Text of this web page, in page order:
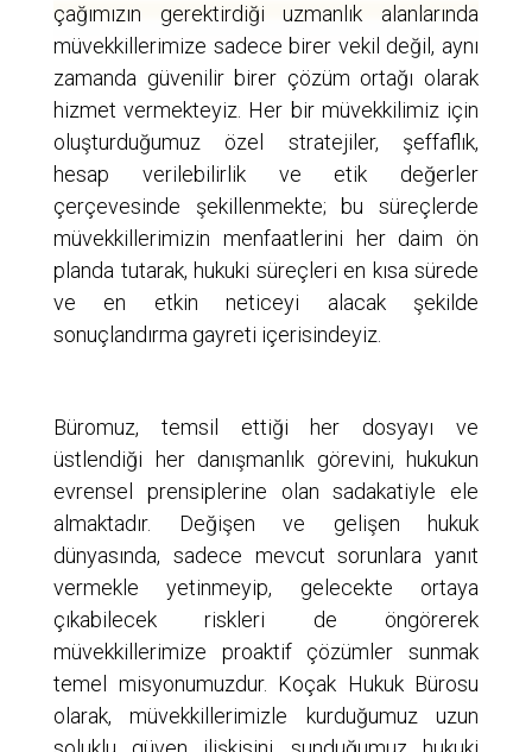
çağımızın gerektirdiği uzmanlık alanlarında
müvekkillerimize sadece birer vekil değil, aynı
zamanda güvenilir birer çözüm ortağı olarak
hizmet vermekteyiz. Her bir müvekkilimiz için
oluşturduğumuz özel stratejiler, şeffaflık,
hesap verilebilirlik ve etik değerler
çerçevesinde şekillenmekte; bu süreçlerde
müvekkillerimizin menfaatlerini her daim ön
planda tutarak, hukuki süreçleri en kısa sürede
ve en etkin neticeyi alacak şekilde
sonuçlandırma gayreti içerisindeyiz.
Büromuz, temsil ettiği her dosyayı ve
üstlendiği her danışmanlık görevini, hukukun
evrensel prensiplerine olan sadakatiyle ele
almaktadır. Değişen ve gelişen hukuk
dünyasında, sadece mevcut sorunlara yanıt
vermekle yetinmeyip, gelecekte ortaya
çıkabilecek riskleri de öngörerek
müvekkillerimize proaktif çözümler sunmak
temel misyonumuzdur. Koçak Hukuk Bürosu
olarak, müvekkillerimizle kurduğumuz uzun